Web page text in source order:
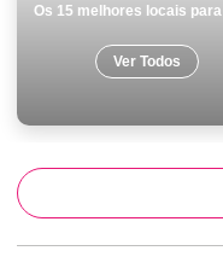
Ver Todos